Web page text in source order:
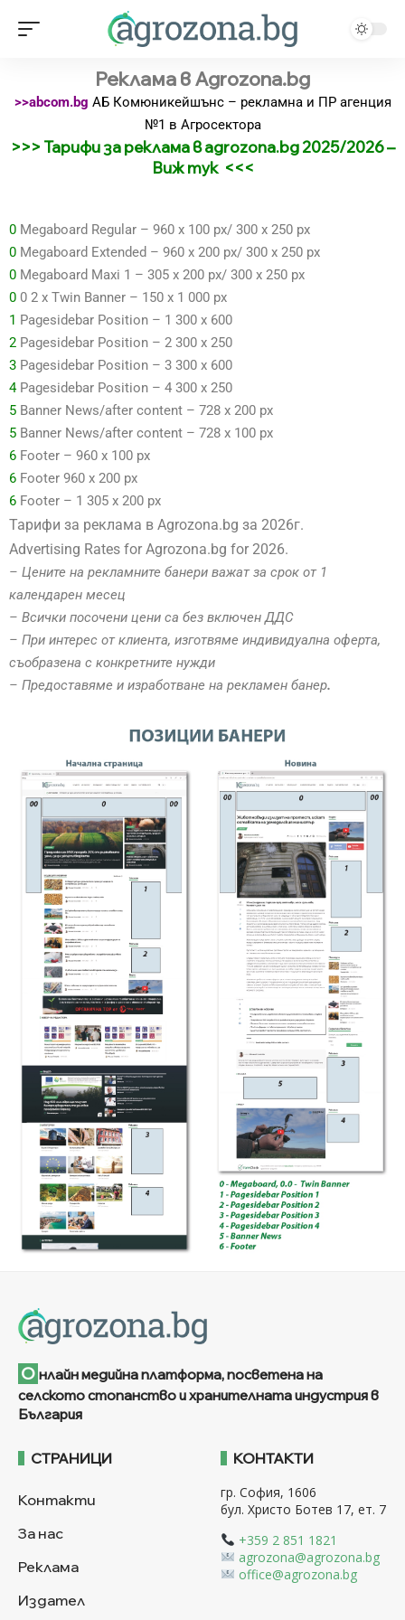
Реклама в Agrozona.bg
>>abcom.bg АБ Комюникейшънс – рекламна и ПР агенция
№1 в Агросектора
>>> Тарифи за реклама в agrozona.bg 2025/2026 –
Виж тук <<<
0 Megaboard Regular – 960 x 100 px/ 300 х 250 px
0 Megaboard Extended – 960 x 200 px/ 300 х 250 px
0 Megaboard Maxi 1 – 305 х 200 px/ 300 х 250 px
0 0 2 х Тwin Banner – 150 x 1 000 px
1 Pagesidebar Position – 1 300 x 600
2 Pagesidebar Position – 2 300 х 250
3 Pagesidebar Position – 3 300 х 600
4Pagesidebar Position – 4 300 х 250
5 Banner News/after content – 728 x 200 px
5 Banner News/after content – 728 x 100 px
6 Footer – 960 x 100 px
6 Footer 960 x 200 px
6 Footer – 1 305 х 200 px
Тарифи за реклама в Agrozona.bg за 2026г.
Advertising Rates for Agrozona.bg for 2026.
– Цените на рекламните банери важат за срок от 1
календарен месец
– Всички посочени цени са без включен ДДС
– При интерес от клиента, изготвяме индивидуална оферта,
съобразена с конкретните нужди
– Предоставяме и изработване на рекламен банер.
О нлайн медийна платформа, посветена на
селското стопанство и хранителната индустрия в
България
СТРАНИЦИ
Контакти
За нас
Реклама
Издател
КОНТАКТИ
гр. София, 1606
бул. Христо Ботев 17, ет. 7
+359 2 851 1821
agrozona@agrozona.bg
office@agrozona.bg